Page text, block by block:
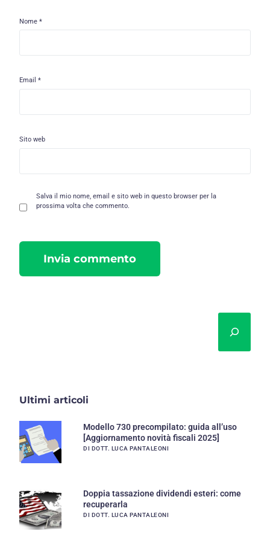
Nome*
Email*
Sito web
Salva il mio nome, email e sito web in questo browser per la
prossima volta che commento.
Ultimi articoli
Modello 730 precompilato: guida all’uso
[Aggiornamento novità fiscali 2025]
DI DOTT. LUCA PANTALEONI
Doppia tassazione dividendi esteri: come
recuperarla
DI DOTT. LUCA PANTALEONI